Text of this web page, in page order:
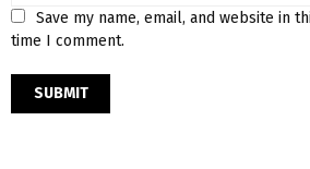
Save my name, email, and website in
time I comment.